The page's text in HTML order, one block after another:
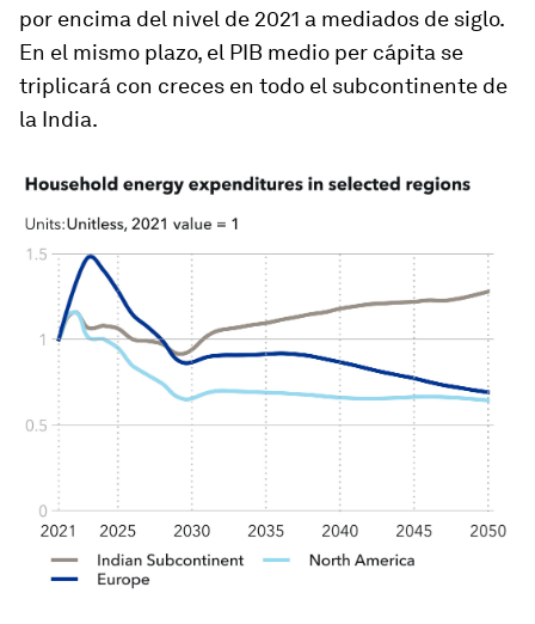
por encima del nivel de 2021 a mediados de siglo.
En el mismo plazo, el PIB medio per cápita se
triplicará con creces en todo el subcontinente de
la India.